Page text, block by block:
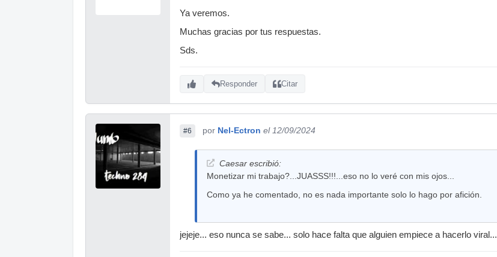
Ya veremos.
Muchas gracias por tus respuestas.
Sds.
Responder Citar
#6 por Nel-Ectron el 12/09/2024
Caesar escribió:
Monetizar mi trabajo?...JUASSS!!!...eso no lo veré con mis ojos...
Como ya he comentado, no es nada importante solo lo hago por afición.
jejeje... eso nunca se sabe... solo hace falta que alguien empiece a hacerlo viral...